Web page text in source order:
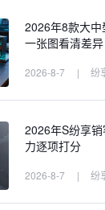
2026年8款大中
一张图看清差异
2026-8-7 | 纷
2026年S纷享
力逐项打分
2026-8-7 | 纷